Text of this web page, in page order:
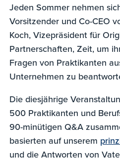
Jeden Sommer nehmen
Vorsitzender und Co-CEO
Koch, Vizepräsident für
Partnerschaften, Zeit, um
Fragen von Praktikanten
Unternehmen zu
Die diesjährige
500 Praktikanten und
90-minütigen Q&A
basierten auf unserem
und die Antworten von